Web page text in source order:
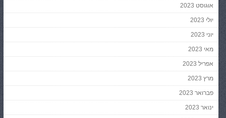
אוגוסט 2023
יולי 2023
יוני 2023
מאי 2023
אפריל 2023
מרץ 2023
פברואר 2023
ינואר 2023